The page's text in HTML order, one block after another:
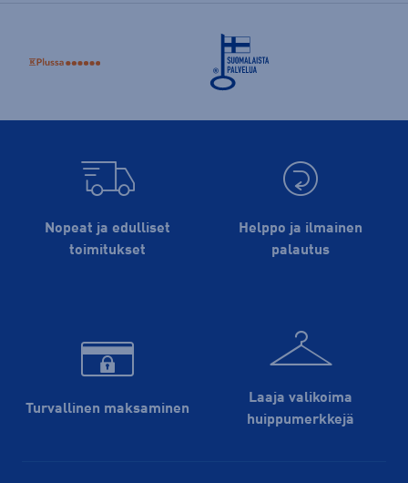
Nopeat ja edulliset
toimitukset
Helppo ja ilmainen
palautus
Turvallinen maksaminen
Laaja valikoima
huippu­merkkejä